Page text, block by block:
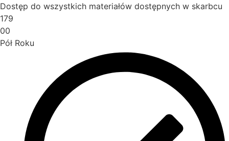
Dostęp do wszystkich materiałów dostępnych w skarbcu
179
00
Pół Roku